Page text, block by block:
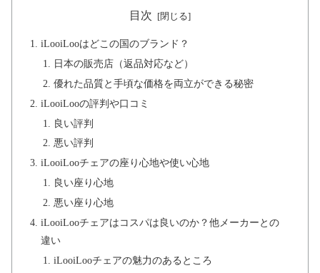
目次
iLooiLooはどこの国のブランド？
日本の販売店（返品対応など）
優れた品質と手頃な価格を両立ができる秘密
iLooiLooの評判や口コミ
良い評判
悪い評判
iLooiLooチェアの座り心地や使い心地
良い座り心地
悪い座り心地
iLooiLooチェアはコスパは良いのか？他メーカーとの
違い
iLooiLooチェアの魅力のあるところ